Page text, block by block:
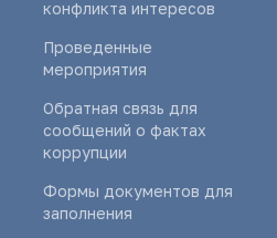
конфликта интересов
Проведенные
мероприятия
Обратная связь для
сообщений о фактах
коррупции
Формы документов для
заполнения